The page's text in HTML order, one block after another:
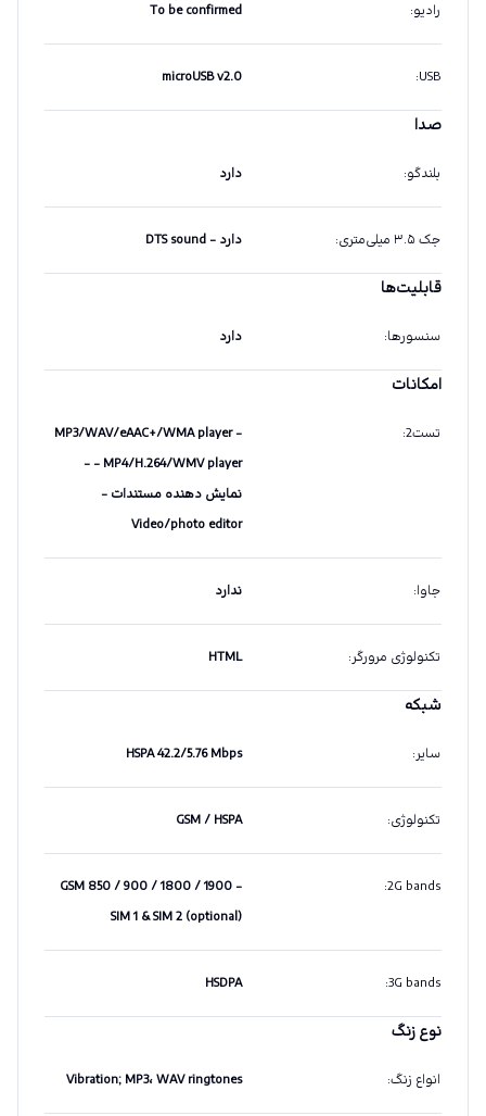
رادیو:
To be confirmed
USB
:
microUSB v2.0
صدا
بلندگو: دارد
جک ۳.۵ میلی‌متری : دارد - DTS sound
قابلیت‌ها
سنسورها: دارد
امکانات
تست2 :
- MP3/WAV/eAAC+/WMA player
- MP4/H.264/WMV player -
نمایش دهنده مستندات -
Video/photo editor
جاوا: ندارد
تکنولوژی مرورگر:
HTML
شبکه
سایر:
HSPA 42.2/5.76 Mbps
تکنولوژی:
GSM / HSPA
2G bands
:
GSM 850 / 900 / 1800 / 1900 -
SIM 1 & SIM 2 (optional)
3G bands
:
HSDPA
نوع زنگ
انواع زنگ: Vibration; MP3، WAV ringtones